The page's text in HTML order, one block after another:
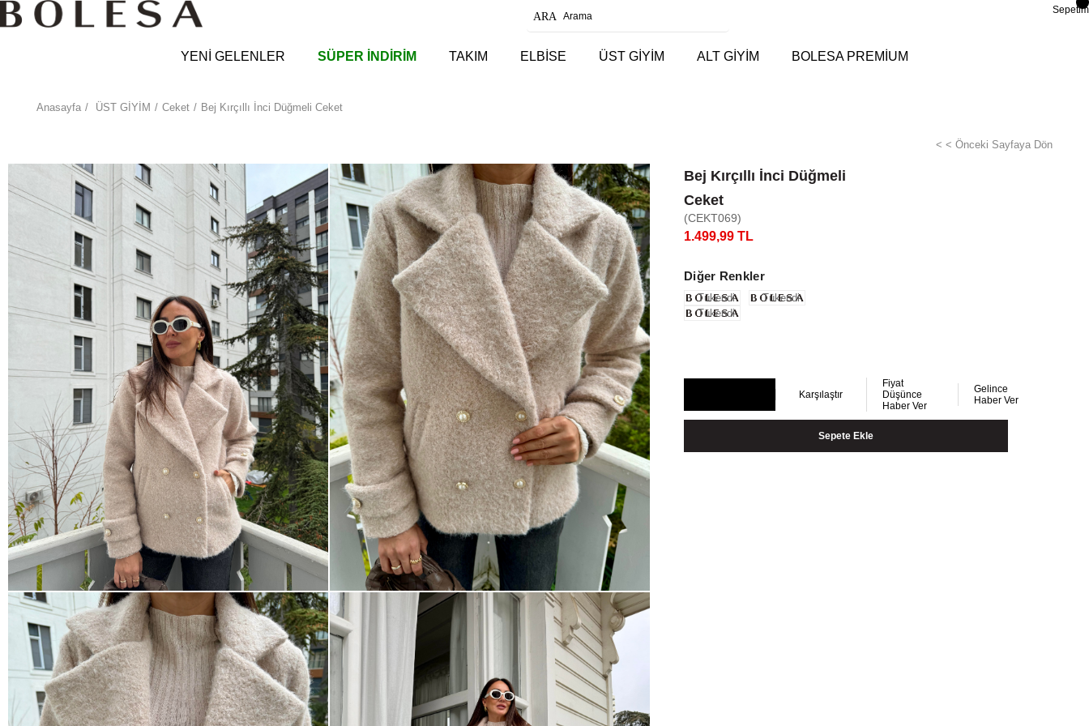
Sepetim
YENİ GELENLER SÜPER İNDİRİM TAKIM ELBİSE ÜST GİYİM ALT GİYİM BOLESA PREMİUM
Anasayfa ÜST GİYİM Ceket Bej Kırçıllı İnci Düğmeli Ceket
< < Önceki Sayfaya Dön
Bej Kırçıllı İnci Düğmeli
Ceket
(CEKT069)
1.499,99 TL
Diğer Renkler
Tükendi
Tükendi
Tükendi
Karşılaştır
Fiyat
Düşünce
Haber Ver
Gelince
Haber Ver